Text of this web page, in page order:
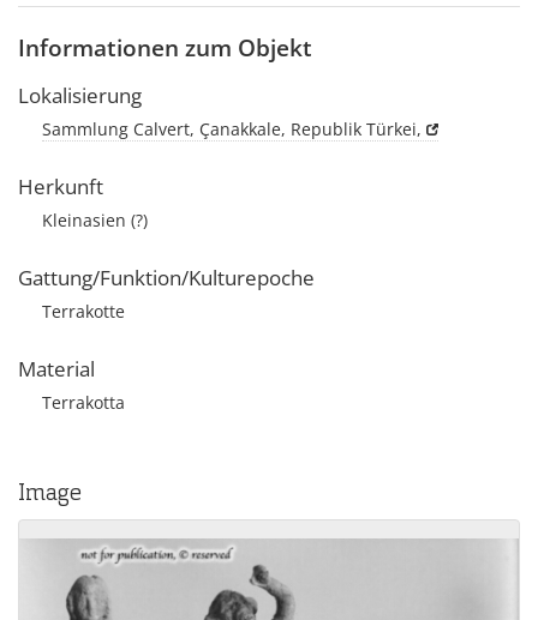
Informationen zum Objekt
Lokalisierung
Sammlung Calvert, Çanakkale, Republik Türkei,
Herkunft
Kleinasien (?)
Gattung/Funktion/Kulturepoche
Terrakotte
Material
Terrakotta
Image